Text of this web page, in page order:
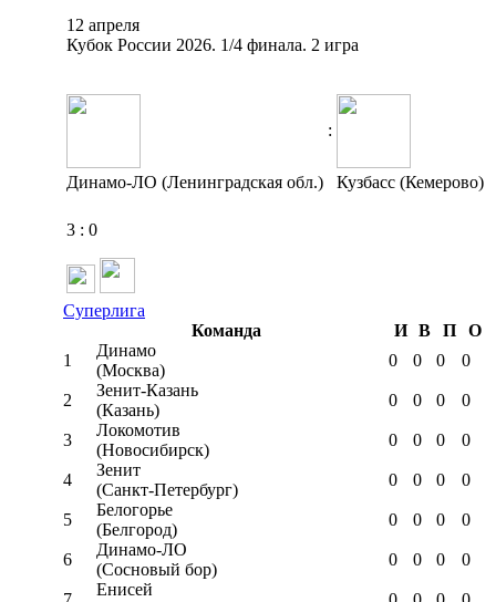
12 апреля
Кубок России 2026. 1/4 финала. 2 игра
:
Динамо-ЛО (Ленинградская обл.) Кузбасс (Кемерово)
3 : 0
Суперлига
Команда
И В П
О
1
Динамо
(Москва)
0 0 0 0
2
Зенит-Казань
(Казань)
0 0 0 0
3
Локомотив
(Новосибирск)
0 0 0 0
4
Зенит
(Санкт-Петербург)
0 0 0 0
5
Белогорье
(Белгород)
0 0 0 0
6
Динамо-ЛО
(Сосновый бор)
0 0 0 0
Енисей